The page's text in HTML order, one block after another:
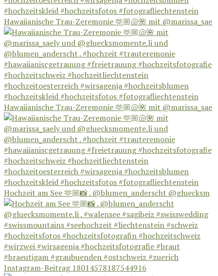
Hawaiianische Trau-Zeremonie 🫶🏼🐚🌺 mit @marissa_sae
Hawaiianische Trau-Zeremonie 🫶🏼🐚🌺 mit @marissa_sae
Hochzeit am See 🫶🏼📸 . @blumen_anderscht @gluecksm
Instagram-Beitrag 18014578187544916